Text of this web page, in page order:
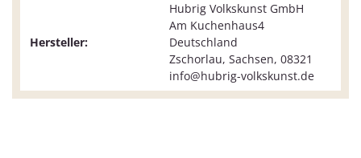
Hersteller:
Hubrig Volkskunst GmbH
Am Kuchenhaus4
Deutschland
Zschorlau, Sachsen, 08321
info@hubrig-volkskunst.de